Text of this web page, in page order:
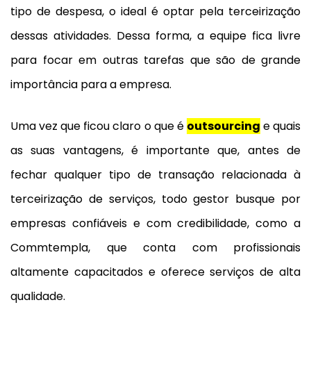
tipo de despesa, o ideal é optar pela terceirização
dessas atividades. Dessa forma, a equipe fica livre
para focar em outras tarefas que são de grande
importância para a empresa.
Uma vez que ficou claro o que é outsourcing e quais
as suas vantagens, é importante que, antes de
fechar qualquer tipo de transação relacionada à
terceirização de serviços, todo gestor busque por
empresas confiáveis e com credibilidade, como a
Commtempla, que conta com profissionais
altamente capacitados e oferece serviços de alta
qualidade.